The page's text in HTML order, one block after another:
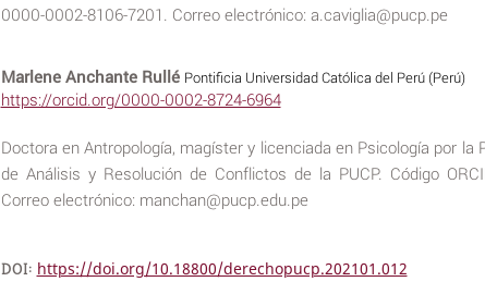
0000-0002-8106-7201. Correo electrónico: a.caviglia@pucp.pe
Marlene Anchante Rullé Pontificia Universidad Católica del Perú (Perú)
https://orcid.org/0000-0002-8724-6964
Doctora en Antropología, magíster y licenciada en Psicología por la
de Análisis y Resolución de Conflictos de la PUCP. Código
Correo electrónico: manchan@pucp.edu.pe
DOI: https://doi.org/10.18800/derechopucp.202101.012